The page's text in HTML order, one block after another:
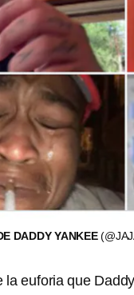
DADDY YANKEE
la euforia que